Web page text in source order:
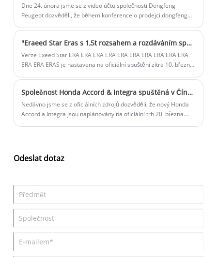
Dne 24. února jsme se z video účtu společnosti Dongfeng
Peugeot dozvěděli, že během konference o prodejci dongfeng
Dongfeng Fukang 06 Ministerstva průmyslu a informačních
technologií obsahuje nové logo a identifikátor značky „Hedmos“,
který odpovídá informacím o „Shijie“, což by mohlo být prvním
"Eraeed Star Eras s 1,5t rozsahem a rozdáváním spuštění 10. března."
Verze Exeed Star ERA ERA ERA ERA ERA ERA ERA ERA ERA ERA
ERA ERA ERAS je nastavena na oficiální spuštění zítra 10. března.
rozpětím předprodeje 162 800 až 219 800 juanů.
Společnost Honda Accord & Integra spuštěná v Číně spuštěna 20. března s exteriérovým vylepšením
Nedávno jsme se z oficiálních zdrojů dozvěděli, že nový Honda
Accord a Integra jsou naplánovány na oficiální trh 20. března.
je cena mezi 179 800 a 258 800 juanů, zatímco současná integra
je cena mezi 129 900 a 186 900 juanů.
Odeslat dotaz